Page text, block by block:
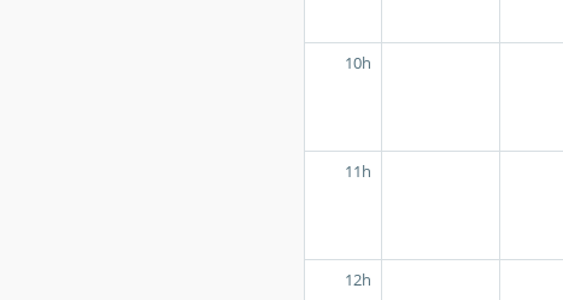
10h
11h
12h